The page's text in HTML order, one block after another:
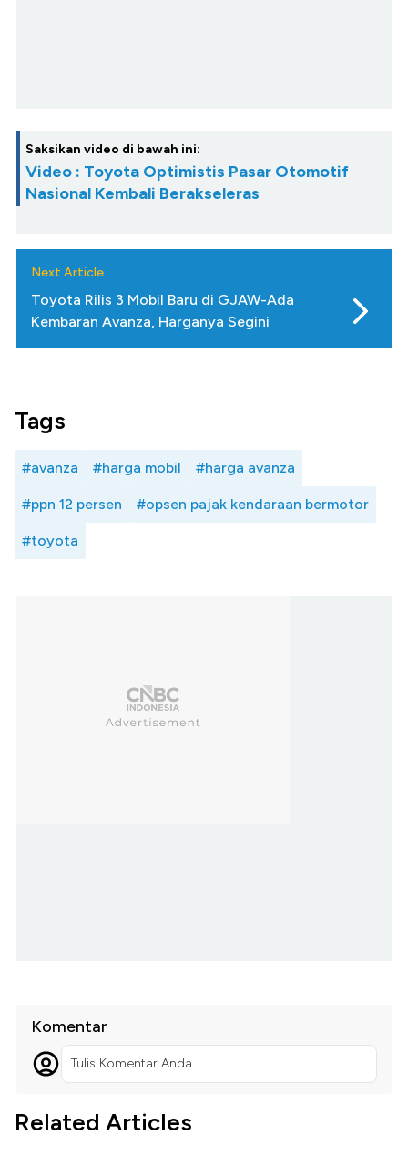
Saksikan video di bawah ini:
Video : Toyota Optimistis Pasar Otomotif
Nasional Kembali Berakseleras
Next Article
Toyota Rilis 3 Mobil Baru di GJAW-Ada
Kembaran Avanza, Harganya Segini
Tags
#avanza #harga mobil #harga avanza
#ppn 12 persen #opsen pajak kendaraan bermotor
#toyota
Komentar
Tulis Komentar Anda...
Related Articles